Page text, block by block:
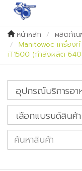
หน้าหลัก
ผลิตภัณ
Manitowoc เครื่อง
iT1500 (กำลังผลิต